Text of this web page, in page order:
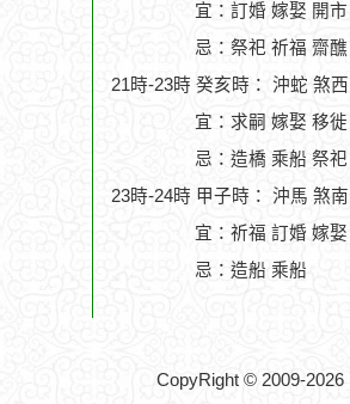
宜：訂婚 嫁娶 開
忌：祭祀 祈福 齋
21時-23時 癸亥時： 沖蛇 煞
宜：求嗣 嫁娶 移
忌：造橋 乘船 祭
23時-24時 甲子時： 沖馬 煞
宜：祈福 訂婚 嫁
忌：造船 乘船
CopyRight © 2009-2026